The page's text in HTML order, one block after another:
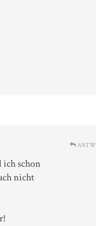
schon
nicht